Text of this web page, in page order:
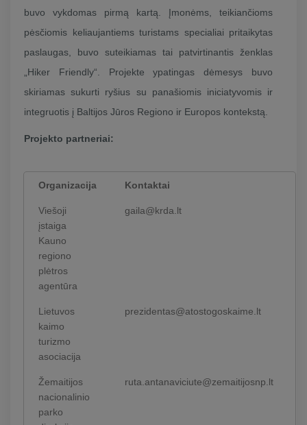
buvo vykdomas pirmą kartą. Įmonėms, teikiančioms
pėsčiomis keliaujantiems turistams specialiai pritaikytas
paslaugas, buvo suteikiamas tai patvirtinantis ženklas
„Hiker Friendly“. Projekte ypatingas dėmesys buvo
skiriamas sukurti ryšius su panašiomis iniciatyvomis ir
integruotis į Baltijos Jūros Regiono ir Europos kontekstą.
Projekto partneriai:
Organizacija Kontaktai
Viešoji
įstaiga
Kauno
regiono
plėtros
agentūra
gaila@krda.lt
Lietuvos
kaimo
turizmo
asociacija
prezidentas@atostogoskaime.lt
Žemaitijos
nacionalinio
parko
ruta.antanaviciute@zemaitijosnp.lt